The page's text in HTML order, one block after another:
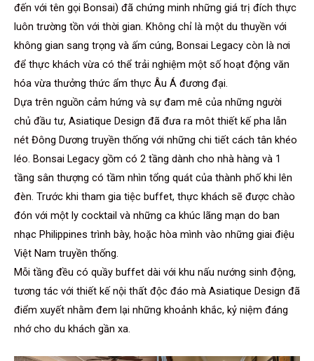
đến với tên gọi Bonsai) đã chứng minh những giá trị đích thực
luôn trường tồn với thời gian. Không chỉ là một du thuyền với
không gian sang trọng và ấm cúng, Bonsai Legacy còn là nơi
để thực khách vừa có thể trải nghiệm một số hoạt động văn
hóa vừa thưởng thức ẩm thực Âu Á đương đại.
Dựa trên nguồn cảm hứng và sự đam mê của những người
chủ đầu tư, Asiatique Design đã đưa ra môt thiết kế pha lẫn
nét Đông Dương truyền thống với những chi tiết cách tân khéo
léo. Bonsai Legacy gồm có 2 tầng dành cho nhà hàng và 1
tầng sân thượng có tầm nhìn tổng quát của thành phố khi lên
đèn. Trước khi tham gia tiệc buffet, thực khách sẽ được chào
đón với một ly cocktail và những ca khúc lãng mạn do ban
nhạc Philippines trình bày, hoặc hòa mình vào những giai điệu
Việt Nam truyền thống.
Mỗi tầng đều có quầy buffet dài với khu nấu nướng sinh động,
tương tác với thiết kế nội thất độc đáo mà Asiatique Design đã
điểm xuyết nhằm đem lại những khoảnh khắc, kỷ niệm đáng
nhớ cho du khách gần xa.